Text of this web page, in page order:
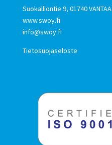
Suokalliontie 9, 01740 VANTAA
www.swoy.fi
info@swoy.fi
Tietosuojaseloste